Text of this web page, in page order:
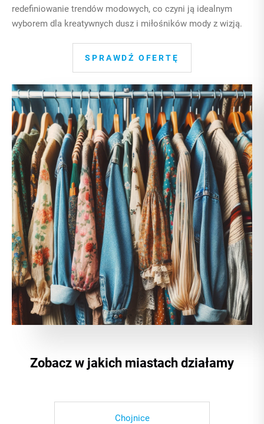
redefiniowanie trendów modowych, co czyni ją idealnym
wyborem dla kreatywnych dusz i miłośników mody z wizją.
SPRAWDŹ OFERTĘ
Zobacz w jakich miastach działamy
Chojnice